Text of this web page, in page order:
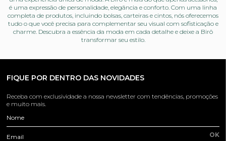
é uma expressão de personalidade, elegância e conforto. Com uma linha
completa de produtos, incluindo bolsas, carteiras e cintos, nós oferecemos
tudo o que você precisa para complementar seu visual com sofisticação e
charme. Descubra a essência da moda em cada detalhe e deixe a Birô
transformar seu estilo.
FIQUE POR DENTRO DAS NOVIDADES
Receba com exclusividade a nossa newsletter com tendências, promoções
e muito mais.
Nome
Email OK